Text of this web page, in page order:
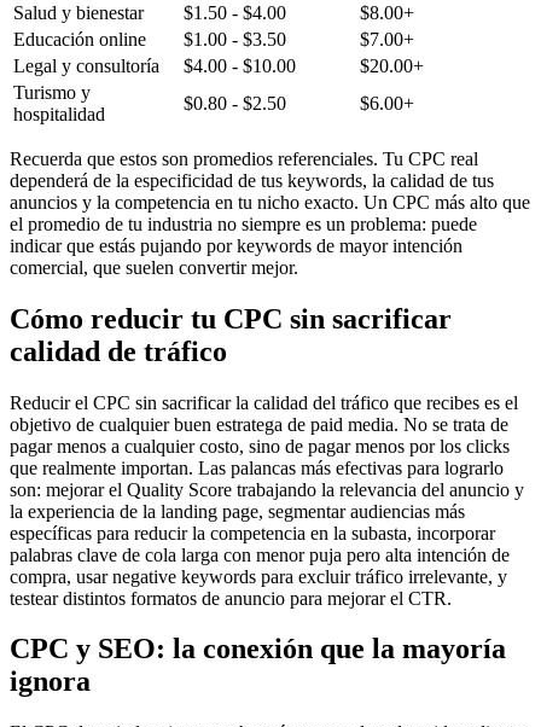
Salud y bienestar
$1.50 - $4.00
$8.00+
Educación online
$1.00 - $3.50
$7.00+
Legal y consultoría
$4.00 - $10.00
$20.00+
Turismo y
hospitalidad
$0.80 - $2.50 $6.00+
Recuerda que estos son promedios referenciales. Tu CPC real
dependerá de la especificidad de tus keywords, la calidad de tus
anuncios y la competencia en tu nicho exacto. Un CPC más alto que
el promedio de tu industria no siempre es un problema: puede
indicar que estás pujando por keywords de mayor intención
comercial, que suelen convertir mejor.
Cómo reducir tu CPC sin sacrificar
calidad de tráfico
Reducir el CPC sin sacrificar la calidad del tráfico que recibes es el
objetivo de cualquier buen estratega de paid media. No se trata de
pagar menos a cualquier costo, sino de pagar menos por los clicks
que realmente importan. Las palancas más efectivas para lograrlo
son: mejorar el Quality Score trabajando la relevancia del anuncio y
la experiencia de la landing page, segmentar audiencias más
específicas para reducir la competencia en la subasta, incorporar
palabras clave de cola larga con menor puja pero alta intención de
compra, usar negative keywords para excluir tráfico irrelevante, y
testear distintos formatos de anuncio para mejorar el CTR.
CPC y SEO: la conexión que la mayoría
ignora